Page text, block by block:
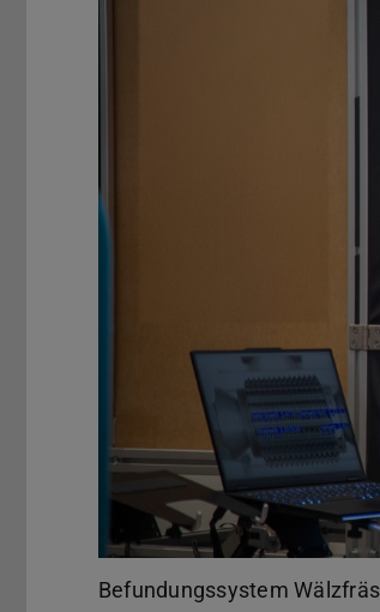
Befundungssystem